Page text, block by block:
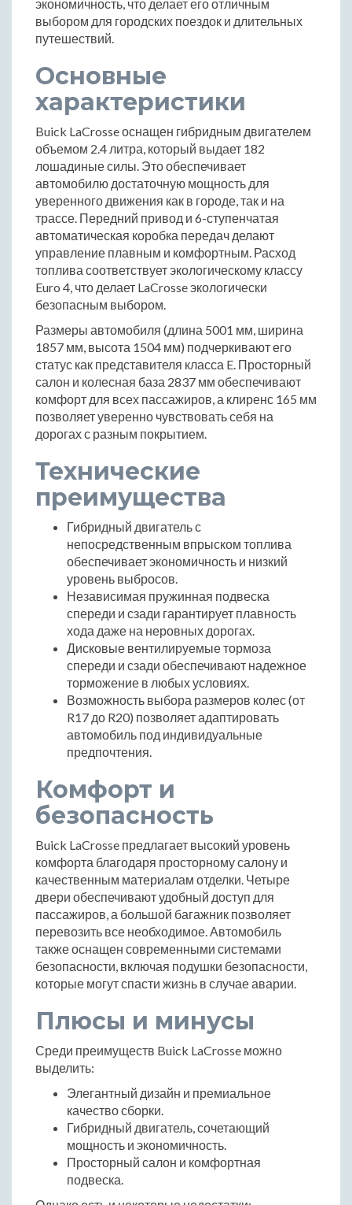
экономичность, что делает его отличным
выбором для городских поездок и длительных
путешествий.
Основные
характеристики
Buick LaCrosse оснащен гибридным двигателем
объемом 2.4 литра, который выдает 182
лошадиные силы. Это обеспечивает
автомобилю достаточную мощность для
уверенного движения как в городе, так и на
трассе. Передний привод и 6-ступенчатая
автоматическая коробка передач делают
управление плавным и комфортным. Расход
топлива соответствует экологическому классу
Euro 4, что делает LaCrosse экологически
безопасным выбором.
Размеры автомобиля (длина 5001 мм, ширина
1857 мм, высота 1504 мм) подчеркивают его
статус как представителя класса E. Просторный
салон и колесная база 2837 мм обеспечивают
комфорт для всех пассажиров, а клиренс 165 мм
позволяет уверенно чувствовать себя на
дорогах с разным покрытием.
Технические
преимущества
Гибридный двигатель с
непосредственным впрыском топлива
обеспечивает экономичность и низкий
уровень выбросов.
Независимая пружинная подвеска
спереди и сзади гарантирует плавность
хода даже на неровных дорогах.
Дисковые вентилируемые тормоза
спереди и сзади обеспечивают надежное
торможение в любых условиях.
Возможность выбора размеров колес (от
R17 до R20) позволяет адаптировать
автомобиль под индивидуальные
предпочтения.
Комфорт и
безопасность
Buick LaCrosse предлагает высокий уровень
комфорта благодаря просторному салону и
качественным материалам отделки. Четыре
двери обеспечивают удобный доступ для
пассажиров, а большой багажник позволяет
перевозить все необходимое. Автомобиль
также оснащен современными системами
безопасности, включая подушки безопасности,
которые могут спасти жизнь в случае аварии.
Плюсы и минусы
Среди преимуществ Buick LaCrosse можно
выделить:
Элегантный дизайн и премиальное
качество сборки.
Гибридный двигатель, сочетающий
мощность и экономичность.
Просторный салон и комфортная
подвеска.